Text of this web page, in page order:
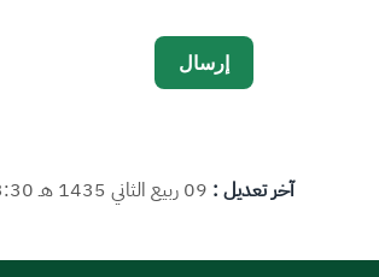
آخر تعديل : 09 ربيع الثاني 1435 هـ 03:30 م